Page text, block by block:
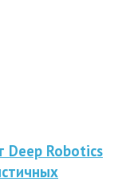
Deep Robotics